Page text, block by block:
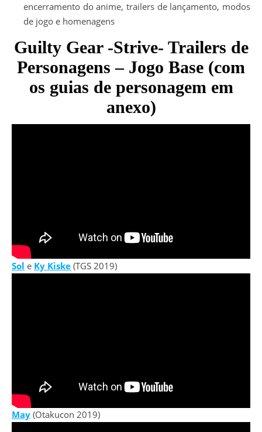
encerramento do anime, trailers de lançamento, modos
de jogo e homenagens
Guilty Gear -Strive- Trailers de
Personagens – Jogo Base (com
os guias de personagem em
anexo)
Sol e Ky Kiske (TGS 2019)
May (Otakucon 2019)